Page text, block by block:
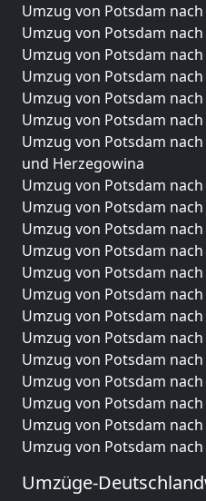
Umzug von Potsdam
Umzug von Potsdam
Umzug von Potsdam
Umzug von Potsdam
Umzug von Potsdam
Umzug von Potsdam
Umzug von Potsdam
und Herzegowina
Umzug von Potsdam
Umzug von Potsdam
Umzug von Potsdam
Umzug von Potsdam
Umzug von Potsdam
Umzug von Potsdam
Umzug von Potsdam
Umzug von Potsdam
Umzug von Potsdam
Umzug von Potsdam
Umzug von Potsdam
Umzug von Potsdam
Umzug von Potsdam
Umzüge-